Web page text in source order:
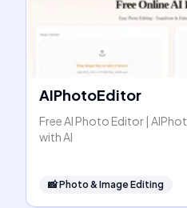
AIPhotoEditor
Free AI Photo Editor |
with AI
📸Photo & Image Editing